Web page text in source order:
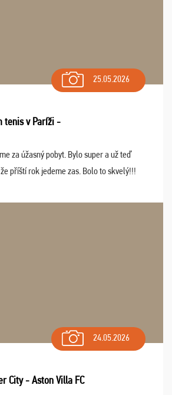
25.05.2026
tenis v Paríži -
za úžasný pobyt. Bylo super a už teď
příští rok jedeme zas. Bolo to skvelý!!!
24.05.2026
City - Aston Villa FC